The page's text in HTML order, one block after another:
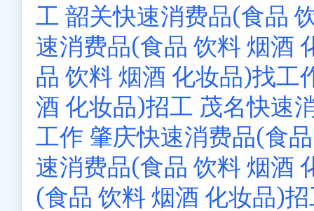
工 韶关快速消费品(食品
速消费品(食品 饮料 烟酒
品 饮料 烟酒 化妆品)找工
酒 化妆品)招工 茂名快速
工作 肇庆快速消费品(食
速消费品(食品 饮料 烟酒
(食品 饮料 烟酒 化妆品)